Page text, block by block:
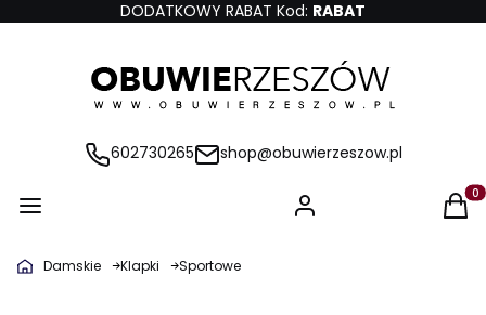
DODATKOWY RABAT Kod: RABAT
602730265 shop@obuwierzeszow.pl
Damskie Klapki Sportowe